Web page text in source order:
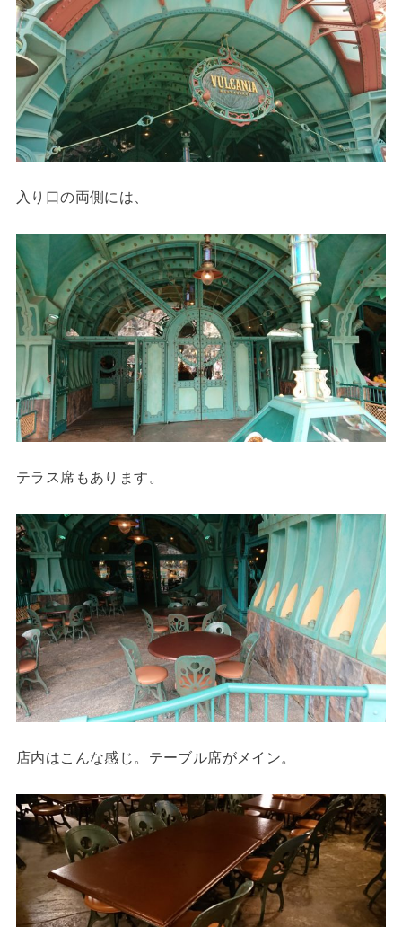
入り口の両側には、
テラス席もあります。
店内はこんな感じ。テーブル席がメイン。